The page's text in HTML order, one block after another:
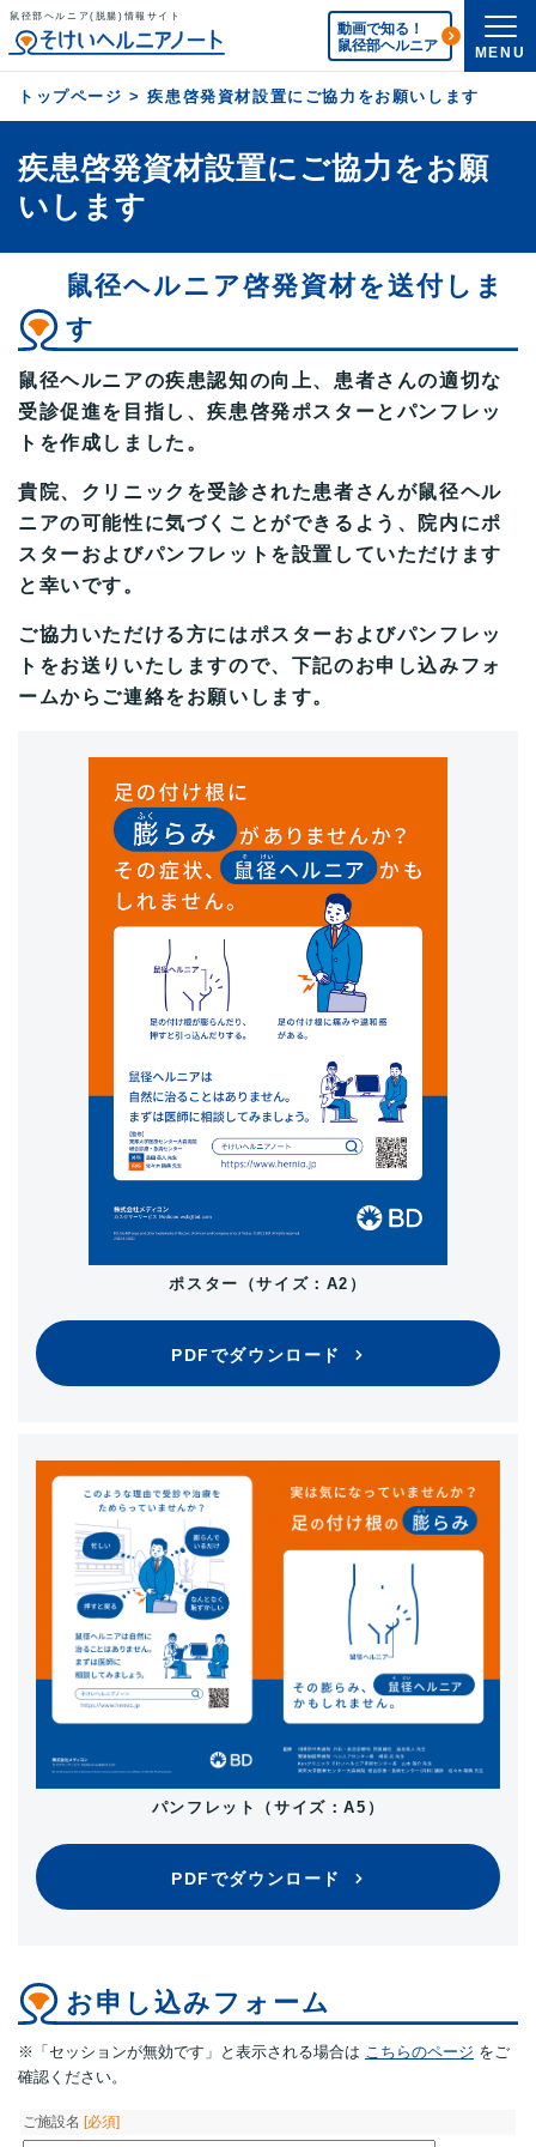
鼠径部ヘルニア(脱腸)情報サイト
動画で知る！
鼠径部ヘルニア
MENU
トップページ >疾患啓発資材設置にご協力をお願いします
疾患啓発資材設置にご協力をお願
いします
鼠径ヘルニア啓発資材を送付しま
す
鼠径ヘルニアの疾患認知の向上、患者さんの適切な
受診促進を目指し、疾患啓発ポスターとパンフレッ
トを作成しました。
貴院、クリニックを受診された患者さんが鼠径ヘル
ニアの可能性に気づくことができるよう、院内にポ
スターおよびパンフレットを設置していただけます
と幸いです。
ご協力いただける方にはポスターおよびパンフレッ
トをお送りいたしますので、下記のお申し込みフォ
ームからご連絡をお願いします。
ポスター（サイズ：A2）
PDFでダウンロード
パンフレット（サイズ：A5）
PDFでダウンロード
お申し込みフォーム
※「セッションが無効です」と表示される場合は こちらのページ をご
確認ください。